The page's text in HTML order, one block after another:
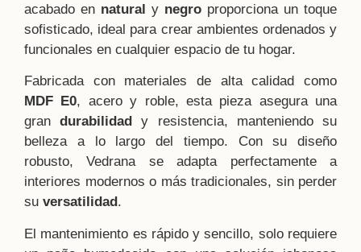
acabado en natural y negro proporciona un toque
sofisticado, ideal para crear ambientes ordenados y
funcionales en cualquier espacio de tu hogar.
Fabricada con materiales de alta calidad como
MDF E0, acero y roble, esta pieza asegura una
grandurabilidad
y resistencia, manteniendo su
belleza a lo largo del tiempo. Con su diseño
robusto, Vedrana se adapta perfectamente a
interiores modernos o más tradicionales, sin perder
su versatilidad .
El mantenimiento es rápido y sencillo, solo requiere